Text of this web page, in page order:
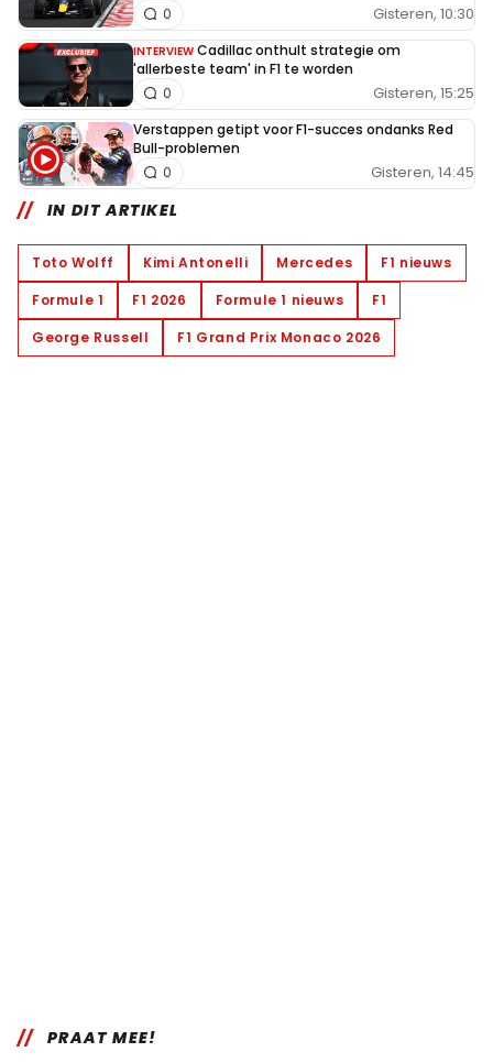
Gisteren, 10:30
0
INTERVIEW Cadillac onthult strategie om
'allerbeste team' in F1 te worden
Gisteren, 15:25
0
Verstappen getipt voor F1-succes ondanks Red
Bull-problemen
Gisteren, 14:45
0
IN DIT ARTIKEL
Toto Wolff Kimi Antonelli Mercedes
F1 nieuws
Formule 1
F1 2026 Formule 1 nieuws
F1
George Russell
F1 Grand Prix Monaco 2026
PRAAT MEE!